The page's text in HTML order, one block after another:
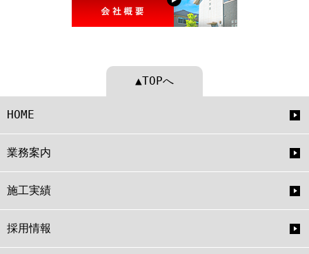
▲TOPへ
HOME
業務案内
施工実績
採用情報